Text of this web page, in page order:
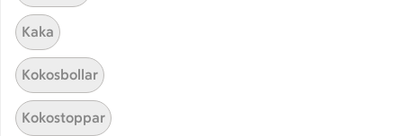
Hittade inget recept
Testa att söka på något nytt, eller ta bort något av
Kaka
Kokosbollar
Kokostoppar